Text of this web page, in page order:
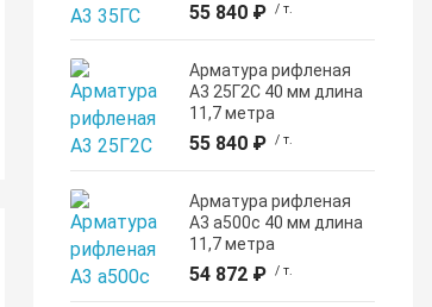
55 840 ₽ / т.
Арматура рифленая
А3 25Г2С 40 мм длина
11,7 метра
55 840 ₽ / т.
Арматура рифленая
А3 а500с 40 мм длина
11,7 метра
54 872 ₽ / т.